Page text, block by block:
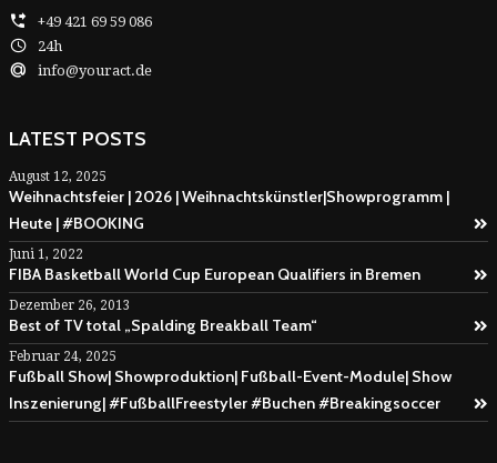
+49 421 69 59 086
24h
info@youract.de
LATEST POSTS
August 12, 2025
Weihnachtsfeier | 2026 | Weihnachtskünstler|Showprogramm |
Heute | #BOOKING
Juni 1, 2022
FIBA Basketball World Cup European Qualifiers in Bremen
Dezember 26, 2013
Best of TV total „Spalding Breakball Team“
Februar 24, 2025
Fußball Show| Showproduktion| Fußball-Event-Module| Show
Inszenierung| #FußballFreestyler #Buchen #Breakingsoccer